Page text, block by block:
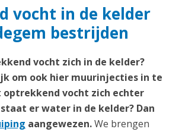
vocht in de kelder
bestrijden
vocht zich in de kelder?
om ook hier muurinjecties in te
vocht zich echter
er water in de kelder? Dan
aangewezen.We brengen